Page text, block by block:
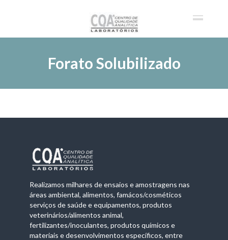
Forato Solubilizado
Realizamos milhares de ensaios e amostragens nas
áreas ambiental, alimentos, famácos/cosméticos
serviços de saúde e equipamentos, produtos
veterinários/alimentos animal,
fertilizantes/inoculantes, produtos químicos e
materiais e desenvolvimentos específicos, entre